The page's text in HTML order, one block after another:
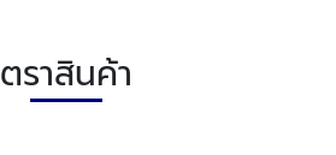
ตราสินค้า